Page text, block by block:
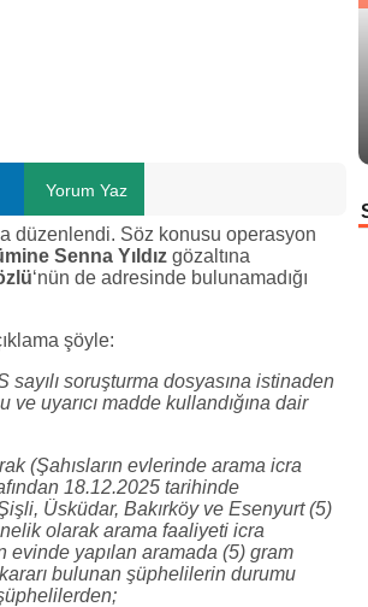
Yorum Yaz
düzenlendi. Söz konusu operasyon
Senna Yıldız gözaltına
‘nün de adresinde bulunamadığı
şöyle:
sayılı soruşturma dosyasına istinaden
uyarıcı madde kullandığına dair
(Şahısların evlerinde arama icra
18.12.2025 tarihinde
Üsküdar, Bakırköy ve Esenyurt (5)
olarak arama faaliyeti icra
evinde yapılan aramada (5) gram
bulunan şüphelilerin durumu